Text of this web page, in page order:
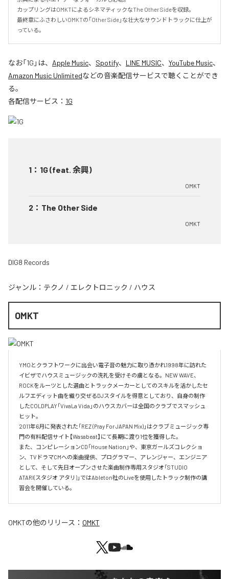
カップリングはOMKTによるシネマティックなThe Other Sideを収録｡
最終章にふさわしいOMKTの｢Other Side｣な壮大なサウンドトラックに仕上が
っている｡
なお「1G 」は、 Apple Music、 Spotify、 LINE MUSIC、 YouTube Music、
Amazon Music Unlimitedなどの音楽配信サービスで聴くことができ
る。
各配信サービス： 1G
1 ： 1G (feat. 余興)
OMKT
2 ： The Other Side
OMKT
DIG8 Records
ジャンル： テクノ / エレクトロニック / ハウス
OMKT
YMOとクラフトワークに出会い電子音の魅力に取り憑かれ1998年に訪れた
イビザでハウスミュージックの洗礼を受けその虜となる。NEW WAVE、
ROCKをルーツとした選曲とトラックメーカーとしてのスキルを活かしたセ
ルフエディット曲を織り交ぜるDJスタイルを得意としており、自身の制作
したCOLDPLAY「VivaLa Vida」のハウスカバーは全国のクラブでスマッシュ
ヒット。
2011年6月に発表された「REZ (Pray For JAPAN Mix)」はクラブミュージック専
門の有料配信サイト【Wasabeat】にて長期に渡り1位を獲得した。
また、コンピレーションCD「House Nation」や、東京ガールズコレクショ
ン、TVドラマCMへの楽曲提供、プログラマー、アレンジャー、エンジニア
として、そして先日オープンさせた楽曲制作専用スタジオ「STUDIO
ATARI(スタジオ アタリ)」ではAbleton社のLiveを使用したトラック制作の講
習会を開催している。
OMKTの他のリリース： OMKT